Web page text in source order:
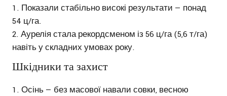
Показали стабільно високі результати — понад
54 ц/га.
Аурелія стала рекордсменом із 56 ц/га (5,6 т/га)
навіть у складних умовах року.
Шкідники та захист
Осінь — без масової навали совки, весною